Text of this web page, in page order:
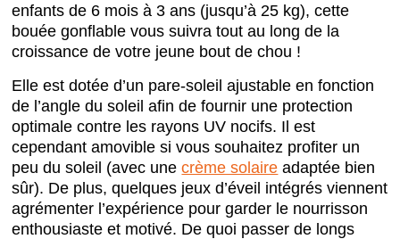
enfants de 6 mois à 3 ans (jusqu’à 25 kg), cette
bouée gonflable vous suivra tout au long de la
croissance de votre jeune bout de chou !
Elle est dotée d’un pare-soleil ajustable en fonction
de l’angle du soleil afin de fournir une protection
optimale contre les rayons UV nocifs. Il est
cependant amovible si vous souhaitez profiter un
peu du soleil (avec unecrème solaire adaptée bien
sûr). De plus, quelques jeux d’éveil intégrés viennent
agrémenter l’expérience pour garder le nourrisson
enthousiaste et motivé. De quoi passer de longs